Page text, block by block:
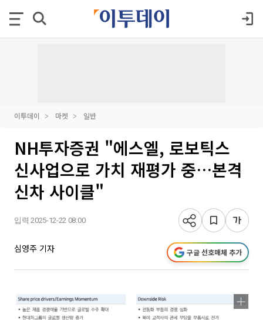
이투데이 마켓 일반
NH투자증권 "에스엘, 로보틱스
신사업으로 가치 재평가 중…본격
신차 사이클"
입력 2025-12-22 08:00
심영주 기자 구글 선호매체 추가